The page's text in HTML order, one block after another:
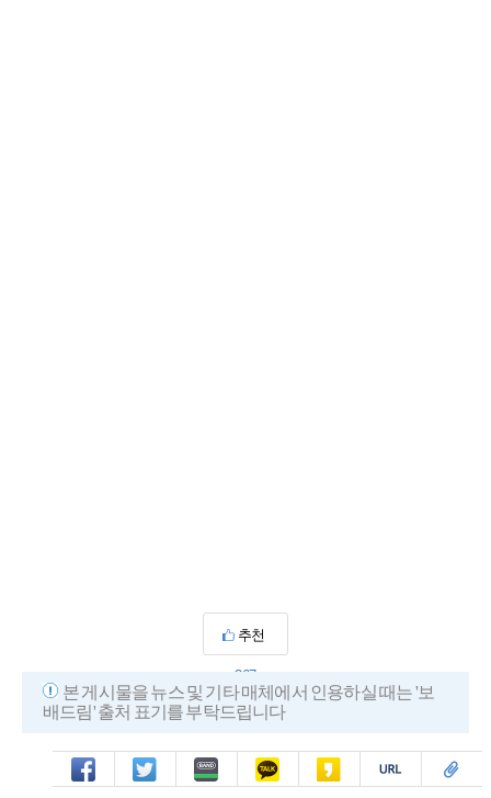
추천
367
본 게시물을 뉴스 및 기타 매체에서 인용하실 때는 '보
배드림' 출처 표기를 부탁드립니다
페북 트윗 밴드 카톡 카스 복사 스크랩